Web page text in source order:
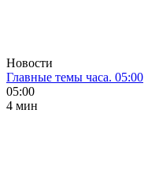
Новости
Главные темы часа. 05:00
05:00
4 мин